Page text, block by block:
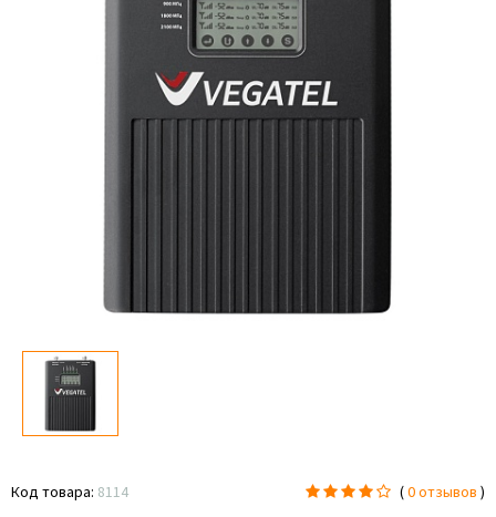
Код товара: 8114 (0 отзывов )